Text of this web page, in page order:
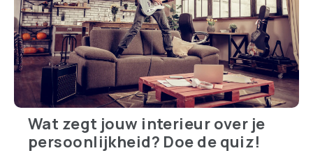
Wat zegt jouw interieur over je
persoonlijkheid? Doe de quiz!